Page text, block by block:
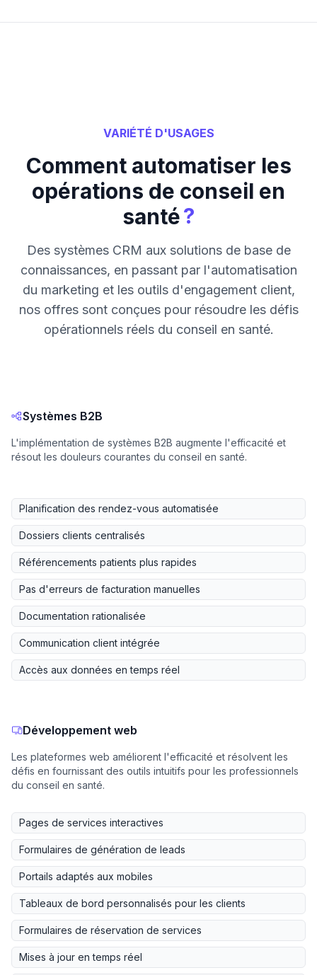
VARIÉTÉ D'USAGES
Comment automatiser les
opérations de conseil en
santé?
Des systèmes CRM aux solutions de base de
connaissances, en passant par l'automatisation
du marketing et les outils d'engagement client,
nos offres sont conçues pour résoudre les défis
opérationnels réels du conseil en santé.
Systèmes B2B
L'implémentation de systèmes B2B augmente l'efficacité et
résout les douleurs courantes du conseil en santé.
Planification des rendez-vous automatisée
Dossiers clients centralisés
Référencements patients plus rapides
Pas d'erreurs de facturation manuelles
Documentation rationalisée
Communication client intégrée
Accès aux données en temps réel
Développement web
Les plateformes web améliorent l'efficacité et résolvent les
défis en fournissant des outils intuitifs pour les professionnels
du conseil en santé.
Pages de services interactives
Formulaires de génération de leads
Portails adaptés aux mobiles
Tableaux de bord personnalisés pour les clients
Formulaires de réservation de services
Mises à jour en temps réel